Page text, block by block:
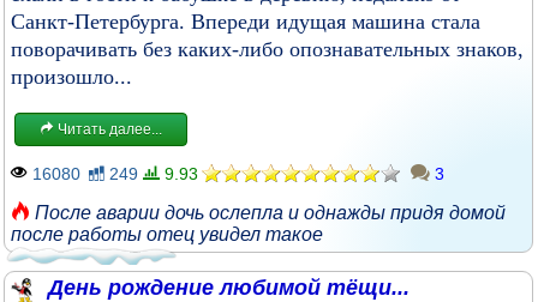
Санкт-Петербурга. Впереди идущая машина стала
поворачивать без каких-либо опознавательных знаков,
произошло...
Читать далее...
16080 249 9.93 3
После аварии дочь ослепла и однажды придя домой
после работы отец увидел такое
День рождение любимой тёщи...